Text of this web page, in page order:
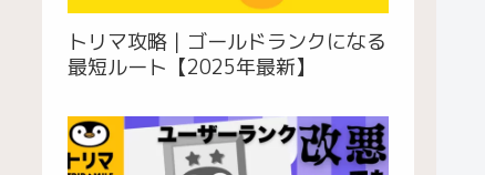
トリマ攻略｜ゴールドランクになる
最短ルート【2025年最新】